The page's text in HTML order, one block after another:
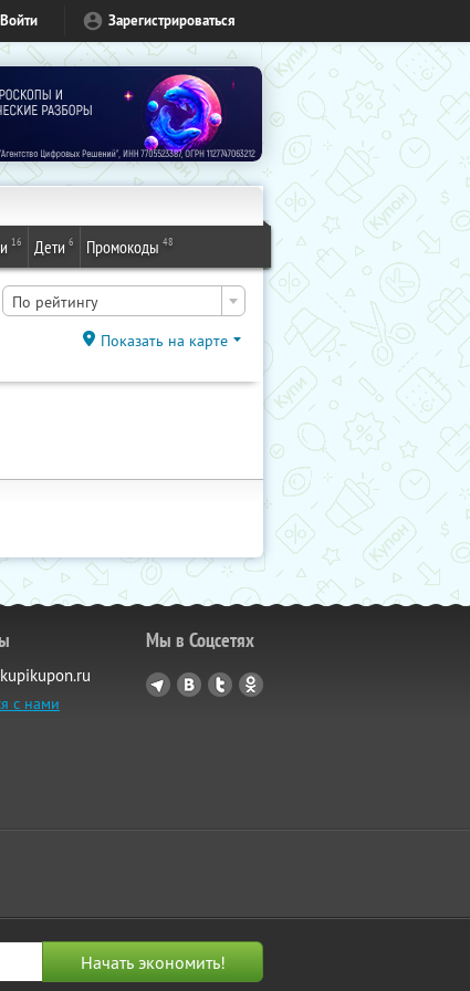
Войти Зарегистрироваться
16 Дети 6 Промокоды 48
По рейтингу
Показать на карте
с нами
Мы в Соцсетях